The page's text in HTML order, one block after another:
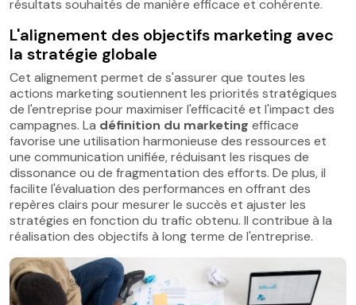
résultats souhaités de manière efficace et cohérente.
L'alignement des objectifs marketing avec
la stratégie globale
Cet alignement permet de s'assurer que toutes les
actions marketing soutiennent les priorités stratégiques
de l'entreprise pour maximiser l'efficacité et l'impact des
campagnes. La définition du marketing efficace
favorise une utilisation harmonieuse des ressources et
une communication unifiée, réduisant les risques de
dissonance ou de fragmentation des efforts. De plus, il
facilite l'évaluation des performances en offrant des
repères clairs pour mesurer le succès et ajuster les
stratégies en fonction du trafic obtenu. Il contribue à la
réalisation des objectifs à long terme de l'entreprise.